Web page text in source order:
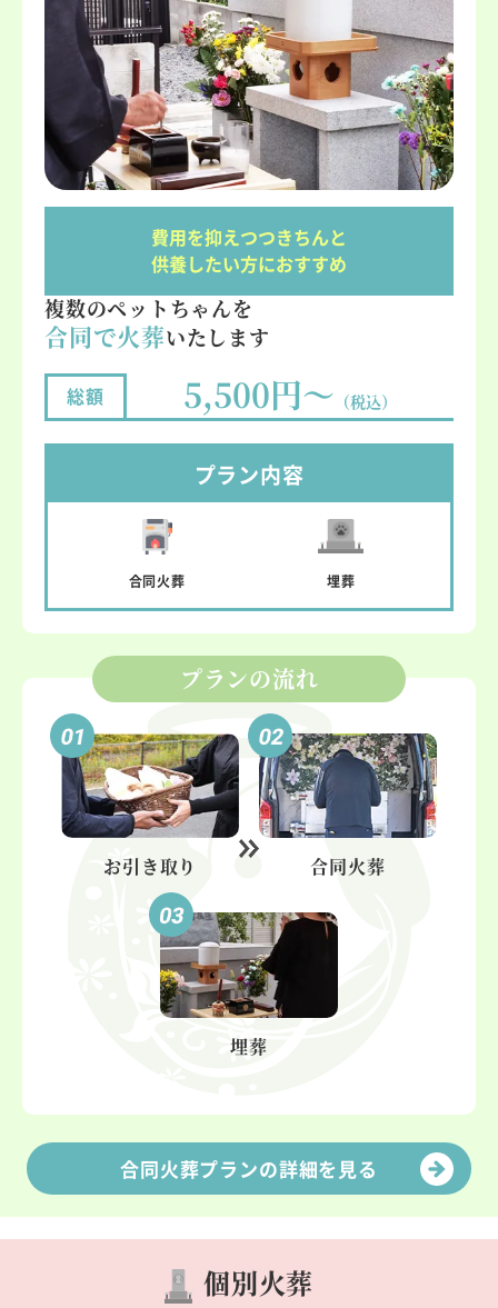
費用を抑えつつきちんと
供養したい方におすすめ
複数のペットちゃんを
合同で火葬いたします
総額 5,500円～ （税込）
プラン内容
合同火葬 埋葬
プランの流れ
お引き取り 合同火葬
埋葬
合同火葬プランの詳細を見る
個別火葬